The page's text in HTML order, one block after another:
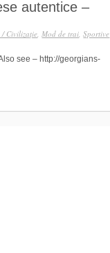
autentice –
/ Civilizaţie,Mod de trai,Sportive
see – http://georgians-